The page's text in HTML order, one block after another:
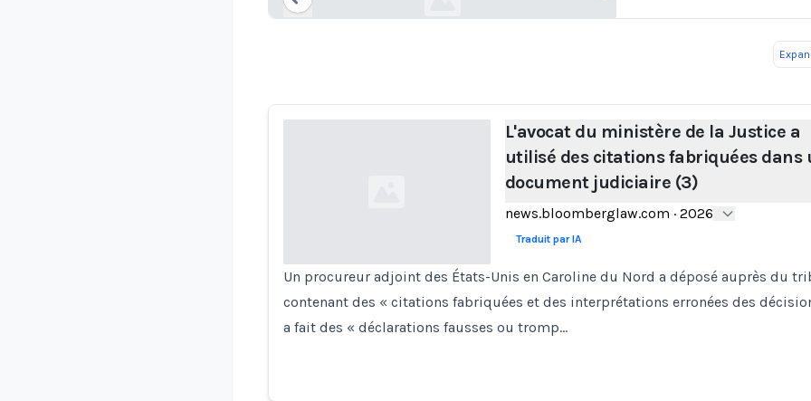
Loading...
L'avocat du ministère de la Justice a
utilisé des citations fabriquées dans
document judiciaire (3)
news.bloomberglaw.com · 2026
Traduit par IA
Un procureur adjoint des États-Unis en Caroline du Nord a déposé auprès du
contenant des « citations fabriquées et des interprétations erronées des
a fait des « déclarations fausses ou tromp…